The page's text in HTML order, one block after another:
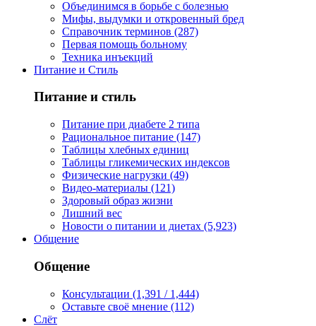
Объединимся в борьбе с болезнью
Мифы, выдумки и откровенный бред
Справочник терминов (287)
Первая помощь больному
Техника инъекций
Питание и Стиль
Питание и стиль
Питание при диабете 2 типа
Рациональное питание (147)
Таблицы хлебных единиц
Таблицы гликемических индексов
Физические нагрузки (49)
Видео-материалы (121)
Здоровый образ жизни
Лишний вес
Новости о питании и диетах (5,923)
Общение
Общение
Консультации (1,391 / 1,444)
Оставьте своё мнение (112)
Слёт